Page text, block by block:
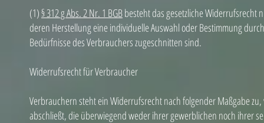
(1)§ 312 g Abs. 2 Nr. 1 BGBbesteht das gesetzliche Widerrufsrecht
deren Herstellung eine individuelle Auswahl oder Bestimmung
Bedürfnisse des Verbrauchers zugeschnitten sind.
Widerrufsrecht für Verbraucher
Verbrauchern steht ein Widerrufsrecht nach folgender Maßgabe
abschließt, die überwiegend weder ihrer gewerblichen noch ihrer